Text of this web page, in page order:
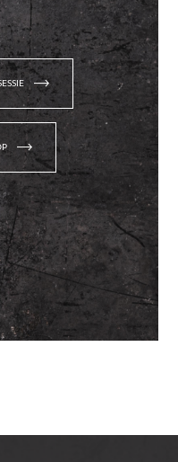
trending_flat
trending_flat